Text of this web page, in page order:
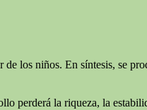
de los niños. En síntesis, se
perderá la riqueza, la